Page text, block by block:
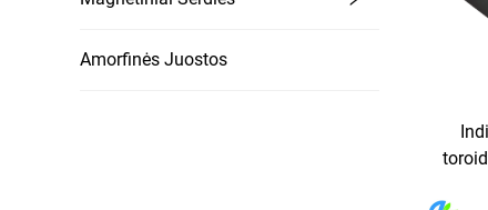
Amorfinės Juostos